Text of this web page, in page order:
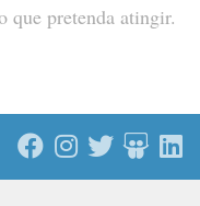
que pretenda atingir.